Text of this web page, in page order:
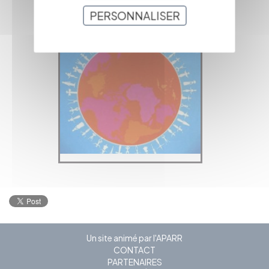
PRÉCÉDENTE
Un site animé par l'APARR
CONTACT
PARTENAIRES
PERSONNALISER